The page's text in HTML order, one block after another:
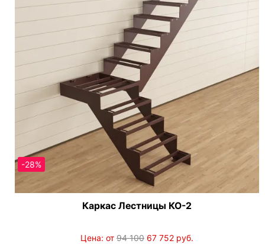
-28%
Каркас Лестницы КО-2
Цена: от 94 100 67 752 руб.